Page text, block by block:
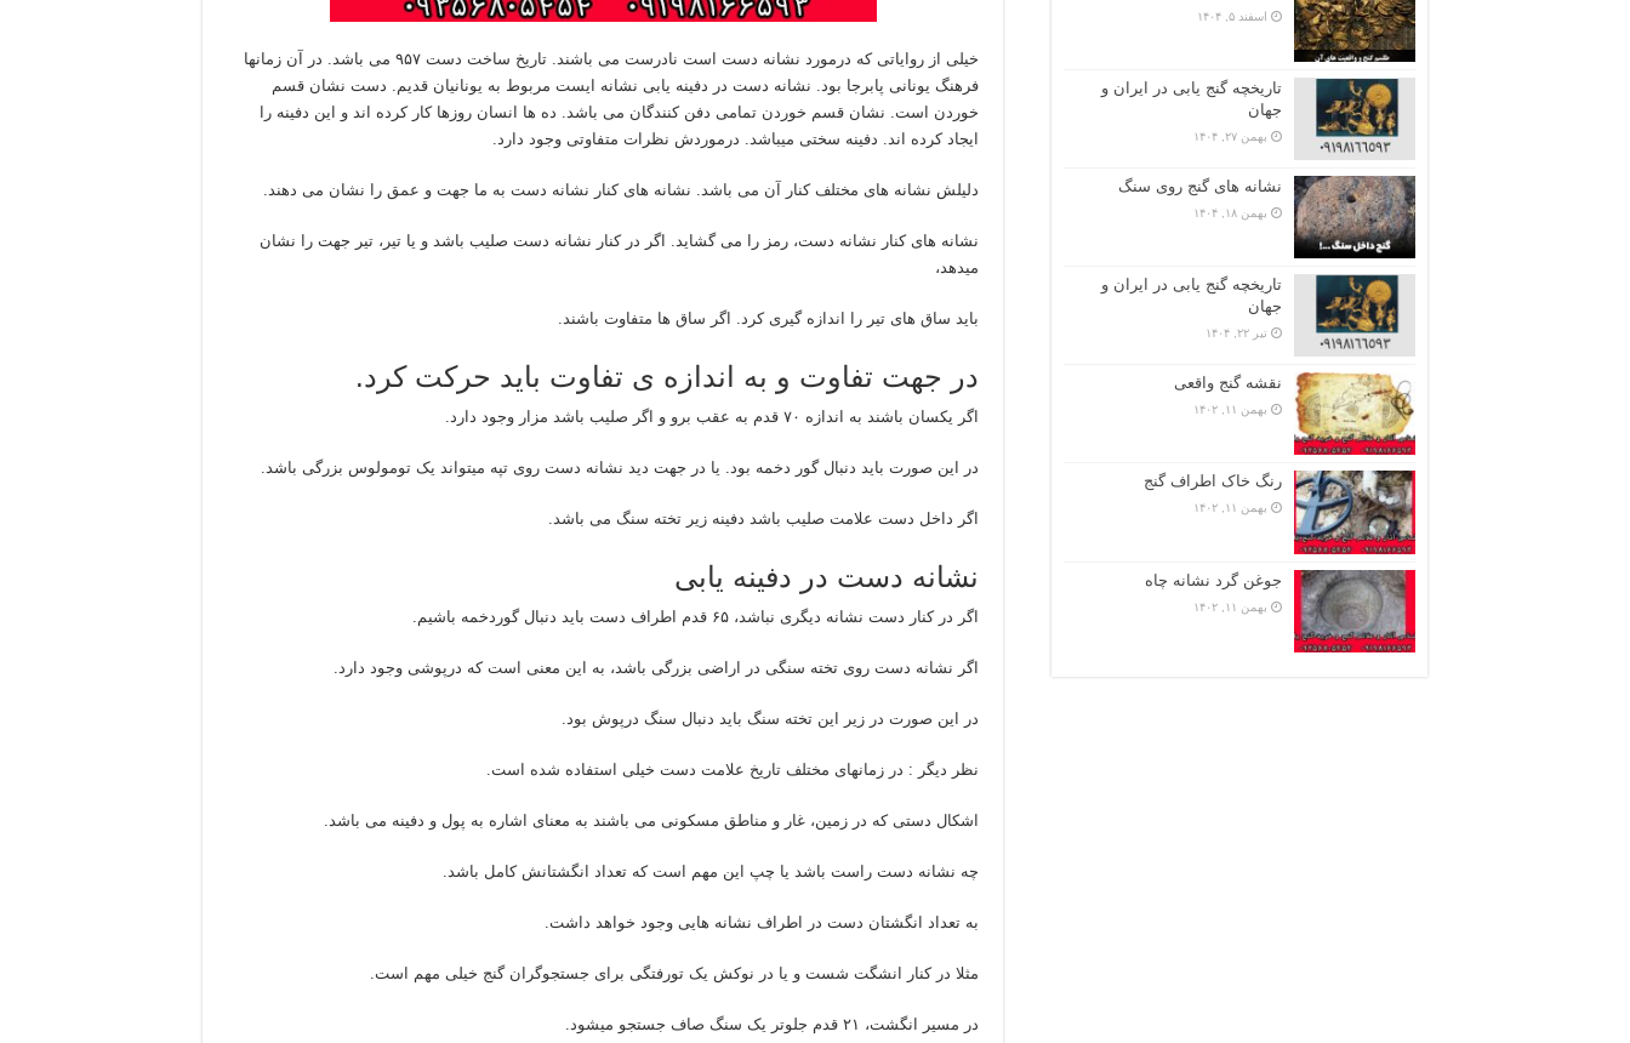
خیلی از روایاتی که درمورد نشانه دست است نادرست می باشند. تاریخ ساخت دست ۹۵۷ می باشد. در آن زمانها
فرهنگ یونانی پابرجا بود. نشانه دست در دفینه یابی نشانه ایست مربوط به یونانیان قدیم. دست نشان قسم
خوردن است. نشان قسم خوردن تمامی دفن کنندگان می باشد. ده ها انسان روزها کار کرده اند و این دفینه را
ایجاد کرده اند. دفینه سختی میباشد. درموردش نظرات متفاوتی وجود دارد.
دلیلش نشانه های مختلف کنار آن می باشد. نشانه های کنار نشانه دست به ما جهت و عمق را نشان می دهند.
نشانه های کنار نشانه دست، رمز را می گشاید. اگر در کنار نشانه دست صلیب باشد و یا تیر، تیر جهت را نشان
میدهد،
باید ساق های تیر را اندازه گیری کرد. اگر ساق ها متفاوت باشند.
در جهت تفاوت و به اندازه ی تفاوت باید حرکت کرد.
اگر یکسان باشند به اندازه ۷۰ قدم به عقب برو و اگر صلیب باشد مزار وجود دارد.
در این صورت باید دنبال گور دخمه بود. یا در جهت دید نشانه دست روی تپه میتواند یک تومولوس بزرگی باشد.
اگر داخل دست علامت صلیب باشد دفینه زیر تخته سنگ می باشد.
نشانه دست در دفینه یابی
اگر در کنار دست نشانه دیگری نباشد، ۶۵ قدم اطراف دست باید دنبال گوردخمه باشیم.
اگر نشانه دست روی تخته سنگی در اراضی بزرگی باشد، به این معنی است که درپوشی وجود دارد.
در این صورت در زیر این تخته سنگ باید دنبال سنگ درپوش بود.
نظر دیگر : در زمانهای مختلف تاریخ علامت دست خیلی استفاده شده است.
اشکال دستی که در زمین، غار و مناطق مسکونی می باشند به معنای اشاره به پول و دفینه می باشد.
چه نشانه دست راست باشد یا چپ این مهم است که تعداد انگشتانش کامل باشد.
به تعداد انگشتان دست در اطراف نشانه هایی وجود خواهد داشت.
مثلا در کنار انشگت شست و یا در نوکش یک تورفتگی برای جستجوگران گنج خیلی مهم است.
در مسیر انگشت، ۲۱ قدم جلوتر یک سنگ صاف جستجو میشود.
اسفند ۵, ۱۴۰۴
تاریخچه گنج‌ یابی در ایران و
جهان
بهمن ۲۷, ۱۴۰۴
نشانه های گنج روی سنگ
بهمن ۱۸, ۱۴۰۴
تاریخچه گنج‌ یابی در ایران و
جهان
تیر ۲۲, ۱۴۰۴
نقشه گنج واقعی
بهمن ۱۱, ۱۴۰۲
رنگ خاک اطراف گنج
بهمن ۱۱, ۱۴۰۲
جوغن گرد نشانه چاه
بهمن ۱۱, ۱۴۰۲